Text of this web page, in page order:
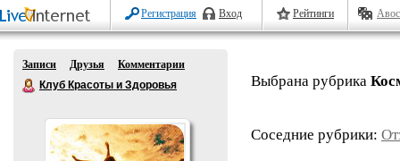
Регистрация Вход Рейтинги
Записи Друзья
Комментарии
Клуб Красоты и Здоровья
Выбрана рубрика
Соседние рубрики: